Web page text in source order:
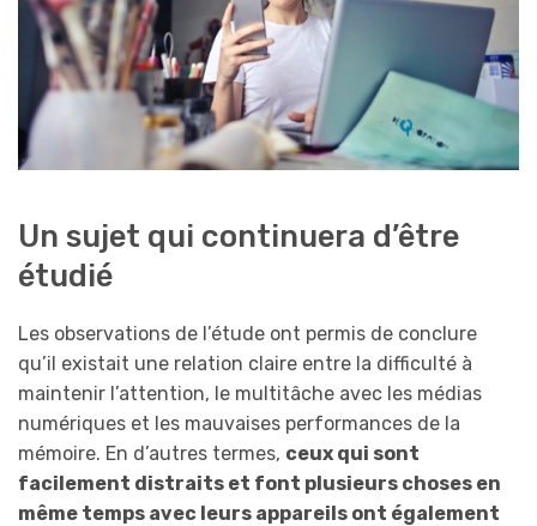
Un sujet qui continuera d’être
étudié
Les observations de l’étude ont permis de conclure
qu’il existait une relation claire entre la difficulté à
maintenir l’attention, le multitâche avec les médias
numériques et les mauvaises performances de la
mémoire. En d’autres termes, ceux qui sont
facilement distraits et font plusieurs choses en
même temps avec leurs appareils ont également